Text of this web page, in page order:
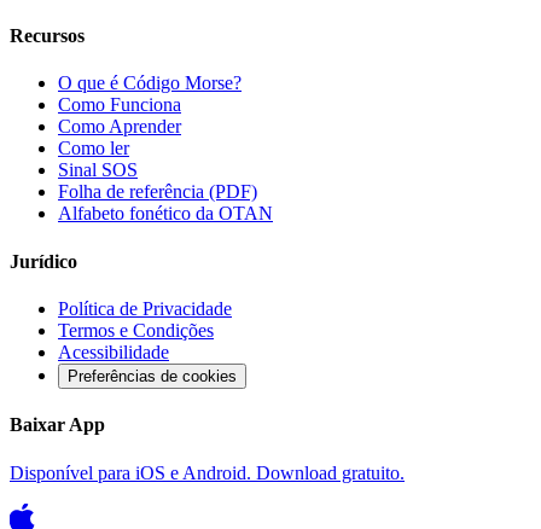
Recursos
O que é Código Morse?
Como Funciona
Como Aprender
Como ler
Sinal SOS
Folha de referência (PDF)
Alfabeto fonético da OTAN
Jurídico
Política de Privacidade
Termos e Condições
Acessibilidade
Preferências de cookies
Baixar App
Disponível para iOS e Android. Download gratuito.